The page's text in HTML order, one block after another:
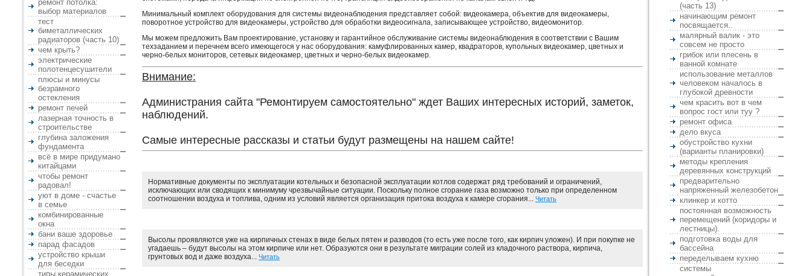
ремонт потолка:
выбор материалов
тест
биметаллических
радиаторов (часть 10)
чем крыть?
электрические
полотенцесушители
плюсы и минусы
безрамного
остекления
ремонт печей
лазерная точность в
строительстве
глубина заложения
фундамента
всё в мире придумано
китайцами
чтобы ремонт
радовал!
уют в доме - счастье
в семье
комбинированные
окна
бани ваше здоровье
парад фасадов
устройство крыши
для беседки
типы керамических
Минимальный комплект оборудования для системы видеонаблюдения представляет собой: видеокамера, объектив для видеокамеры,
поворотное устройство для видеокамеры, устройство для обработки видеосигнала, записывающее устройство, видеомонитор.
Мы можем предложить Вам проектирование, установку и гарантийное обслуживание системы видеонаблюдения в соответствии с Вашим
техзаданием и перечнем всего имеющегося у нас оборудования: камуфлированных камер, квадраторов, купольных видеокамер, цветных и
черно-белых мониторов, сетевых видеокамер, цветных и черно-белых видеокамер.
Внимание:
Администрания сайта "Ремонтируем самостоятельно" ждет Ваших интересных историй, заметок,
наблюдений.
Самые интересные рассказы и статьи будут размещены на нашем сайте!
Нормативные документы по эксплуатации котельных и безопасной эксплуатации котлов содержат ряд требований и ограничений,
исключающих или сводящих к минимуму чрезвычайные ситуации. Поскольку полное сгорание газа возможно только при определенном
соотношении воздуха и топлива, одним из условий является организация притока воздуха к камере сгорания... Читать
Высолы проявляются уже на кирпичных стенах в виде белых пятен и разводов (то есть уже после того, как кирпич уложен). И при покупке не
угадаешь – будут высолы на этом кирпиче или нет. Образуются они в результате миграции солей из кладочного раствора, кирпича,
грунтовых вод и даже воздуха... Читать
(часть 13)
начинающим ремонт
посвящается..
малярный валик - это
совсем не просто
грибок или плесень в
ванной комнате
использование металлов
человеком началось в
глубокой древности
чем красить вот в чем
вопрос гост или туу ?
ремонт офиса
дело вкуса
обустройство кухни
(варианты планировки)
методы крепления
деревянных конструкций
предварительно
напряженный железобетон
клинкер и котто
постоянная возможность
перемещений (коридоры и
лестницы).
подготовка воды для
бассейна
переделываем кухню
системы